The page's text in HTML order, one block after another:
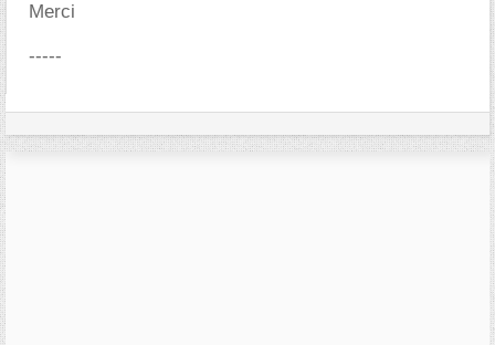
Merci
-----